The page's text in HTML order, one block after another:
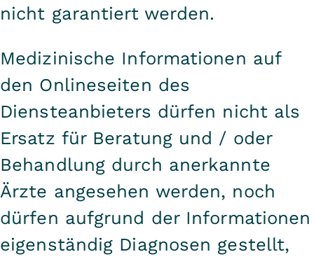
nicht garantiert werden.
Medizinische Informationen auf
den Onlineseiten des
Diensteanbieters dürfen nicht als
Ersatz für Beratung und / oder
Behandlung durch anerkannte
Ärzte angesehen werden, noch
dürfen aufgrund der Informationen
eigenständig Diagnosen gestellt,